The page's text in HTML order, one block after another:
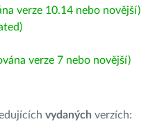
verze 10.14 nebo novější)
verze 7 nebo novější)
vydaných verzích: